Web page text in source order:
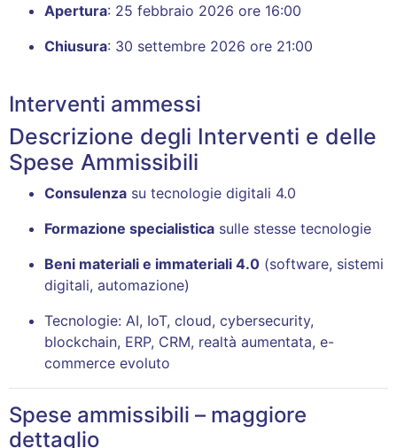
Apertura: 25 febbraio 2026 ore 16:00
Chiusura: 30 settembre 2026 ore 21:00
Interventi ammessi
Descrizione degli Interventi e delle
Spese Ammissibili
Consulenza su tecnologie digitali 4.0
Formazione specialistica sulle stesse tecnologie
Beni materiali e immateriali 4.0 (software, sistemi
digitali, automazione)
Tecnologie: AI, IoT, cloud, cybersecurity,
blockchain, ERP, CRM, realtà aumentata, e-
commerce evoluto
Spese ammissibili – maggiore
dettaglio